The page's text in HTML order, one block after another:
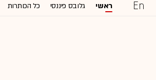
ראשי גלובס פיננסי כל הכותרות